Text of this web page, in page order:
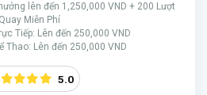
lên đến 1,250,000 VND + 200 Lượt
Quay Miễn Phí
Tiếp: Lên đến 250,000 VND
Thao: Lên đến 250,000 VND
5.0